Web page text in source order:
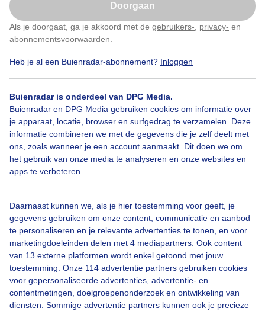
Doorgaan
Als je doorgaat, ga je akkoord met de gebruikers- privacy- en
abonnementsvoorwaarden
Heb je al een Buienradar-abonnement? Inloggen
Buienradar is onderdeel van DPG Media.
Buienradar en DPG Media gebruiken cookies om informatie over
je apparaat, locatie, browser en surfgedrag te verzamelen. Deze
informatie combineren we met de gegevens die je zelf deelt met
ons, zoals wanneer je een account aanmaakt. Dit doen we om
het gebruik van onze media te analyseren en onze websites en
apps te verbeteren.
Daarnaast kunnen we, als je hier toestemming voor geeft, je
gegevens gebruiken om onze content, communicatie en aanbod
te personaliseren en je relevante advertenties te tonen, en voor
marketingdoeleinden delen met 4 mediapartners. Ook content
van 13 externe platformen wordt enkel getoond met jouw
toestemming. Onze 114 advertentie partners gebruiken cookies
voor gepersonaliseerde advertenties, advertentie- en
contentmetingen, doelgroepenonderzoek en ontwikkeling van
diensten. Sommige advertentie partners kunnen ook je precieze
Kats, Zeeland.
Door: Geeske Harkema Gemaakt: 02-08-2023, 539x bekeken
Regendruppels Stromenderegen Hibiscus Blue
Bird
Een moment geduld aub...
Klik hierom dit aan te passen